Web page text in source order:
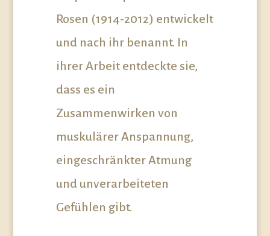
Rosen (1914-2012) entwickelt
und nach ihr benannt. In
ihrer Arbeit entdeckte sie,
dass es ein
Zusammenwirken von
muskulärer Anspannung,
eingeschränkter Atmung
und unverarbeiteten
Gefühlen gibt.